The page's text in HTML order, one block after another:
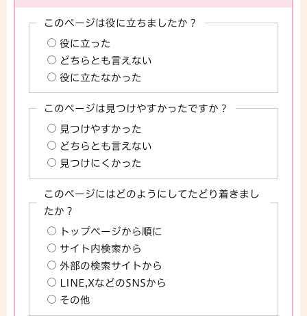
このページは役に立ちましたか？
役に立った
どちらとも言えない
役に立たなかった
このページは見つけやすかったですか？
見つけやすかった
どちらとも言えない
見つけにくかった
このページにはどのようにしてたどり着きまし
たか？
トップページから順に
サイト内検索から
外部の検索サイトから
LINE,XなどのSNSから
その他